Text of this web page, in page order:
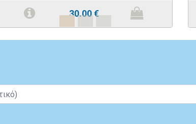
30.00€